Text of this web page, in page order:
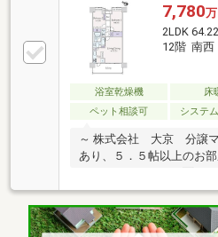
7,780
2LDK
12階 南西
浴室乾燥機 床
ペット相談可
システ
～ 株式会社 大京 分譲マ
あり、５．５帖以上のお
いキッチンですバルコニ
り、洗濯物をゆったり干
天井を採用しており、メ